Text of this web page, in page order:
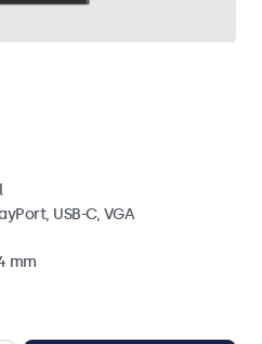
USB-C, VGA
mm